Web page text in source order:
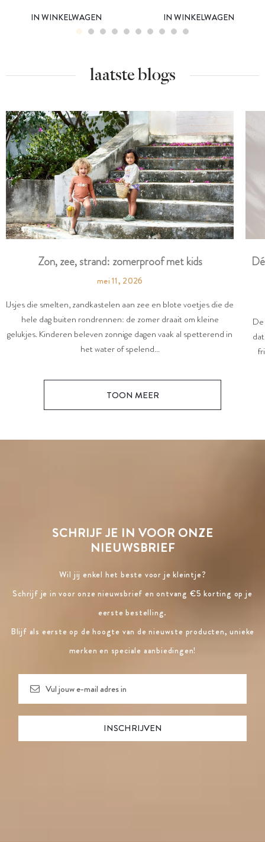
IN WINKELWAGEN IN WINKELWAGEN
laatste blogs
Zon, zee, strand: zomerproof met kids
mei 11, 2026
IJsjes die smelten, zandkastelen aan zee en blote voetjes die de
hele dag buiten rondrennen: de zomer draait om kleine
gelukjes. Kinderen beleven zonnige dagen vaak al spetterend in
het water of spelend...
TOON MEER
SCHRIJF JE IN VOOR ONZE
NIEUWSBRIEF
Wil jij enkel het beste voor je kleintje?
Schrijf je in voor onze nieuwsbrief en ontvang €5 korting op je
eerste bestelling.
Blijf als eerste op de hoogte van de nieuwste producten, unieke
merken en speciale aanbiedingen!